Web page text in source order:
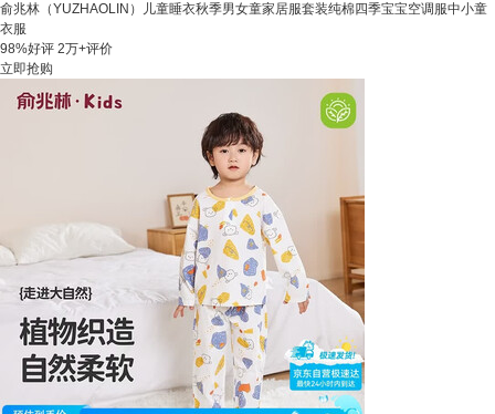
俞兆林（YUZHAOLIN）儿童睡衣秋季男女童家居服套装纯棉四季宝宝空调服中小童
衣服
98%好评 2万+评价
立即抢购